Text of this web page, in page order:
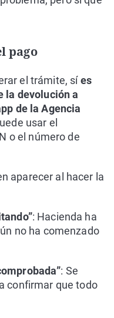
pago
el trámite, síes
la devolución a
de la Agencia
usar el
o el número de
aparecer al hacer la
: Hacienda ha
no ha comenzado
: Se
confirmar que todo